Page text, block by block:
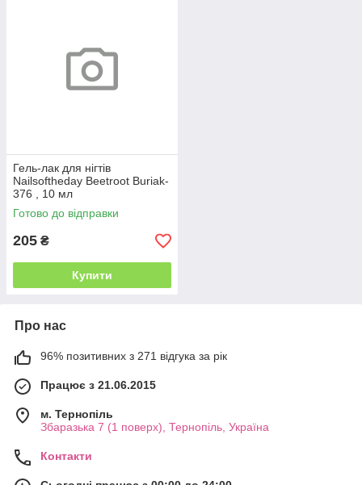
Гель-лак для нігтів
Nailsoftheday Beetroot Buriak-
376 , 10 мл
Готово до відправки
205 ₴
Купити
Про нас
96% позитивних з 271 відгука за рік
Працює з 21.06.2015
м. Тернопіль
Збаразька 7 (1 поверх), Тернопіль, Україна
Контакти